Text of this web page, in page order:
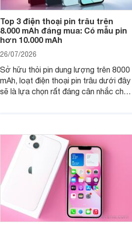
Top 3 điện thoại pin trâu trên
8.000 mAh đáng mua: Có mẫu pin
hơn 10.000 mAh
26/07/2026
Sở hữu thỏi pin dung lượng trên 8000
mAh, loạt điện thoại pin trâu dưới đây
sẽ là lựa chọn rất đáng cân nhắc cho